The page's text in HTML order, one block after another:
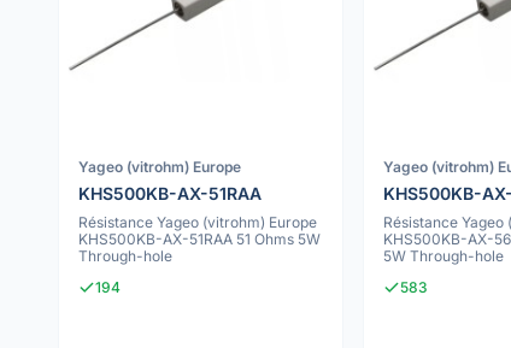
Yageo (vitrohm) Europe
KHS500KB-AX-51RAA
Résistance Yageo (vitrohm) Europe
KHS500KB-AX-51RAA 51 Ohms 5W
Through-hole
194
Yageo (vitrohm)
KHS500KB-
Résistance
KHS500KB-AX-
5W Through-hole
583